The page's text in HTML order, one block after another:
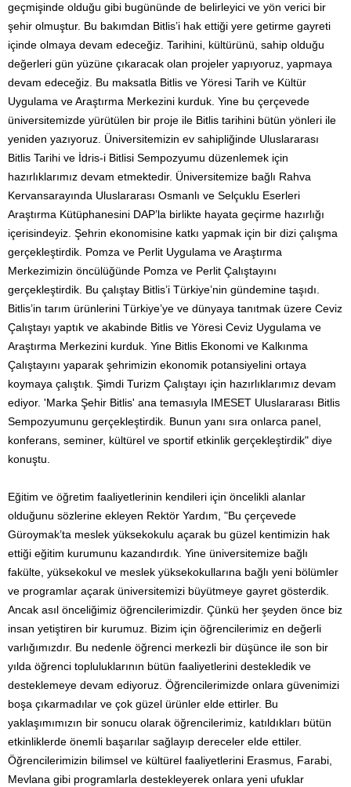
geçmişinde olduğu gibi bugününde de belirleyici ve yön verici bir
şehir olmuştur. Bu bakımdan Bitlis’i hak ettiği yere getirme gayreti
içinde olmaya devam edeceğiz. Tarihini, kültürünü, sahip olduğu
değerleri gün yüzüne çıkaracak olan projeler yapıyoruz, yapmaya
devam edeceğiz. Bu maksatla Bitlis ve Yöresi Tarih ve Kültür
Uygulama ve Araştırma Merkezini kurduk. Yine bu çerçevede
üniversitemizde yürütülen bir proje ile Bitlis tarihini bütün yönleri ile
yeniden yazıyoruz. Üniversitemizin ev sahipliğinde Uluslararası
Bitlis Tarihi ve İdris-i Bitlisi Sempozyumu düzenlemek için
hazırlıklarımız devam etmektedir. Üniversitemize bağlı Rahva
Kervansarayında Uluslararası Osmanlı ve Selçuklu Eserleri
Araştırma Kütüphanesini DAP’la birlikte hayata geçirme hazırlığı
içerisindeyiz. Şehrin ekonomisine katkı yapmak için bir dizi çalışma
gerçekleştirdik. Pomza ve Perlit Uygulama ve Araştırma
Merkezimizin öncülüğünde Pomza ve Perlit Çalıştayını
gerçekleştirdik. Bu çalıştay Bitlis’i Türkiye’nin gündemine taşıdı.
Bitlis’in tarım ürünlerini Türkiye’ye ve dünyaya tanıtmak üzere Ceviz
Çalıştayı yaptık ve akabinde Bitlis ve Yöresi Ceviz Uygulama ve
Araştırma Merkezini kurduk. Yine Bitlis Ekonomi ve Kalkınma
Çalıştayını yaparak şehrimizin ekonomik potansiyelini ortaya
koymaya çalıştık. Şimdi Turizm Çalıştayı için hazırlıklarımız devam
ediyor. 'Marka Şehir Bitlis' ana temasıyla IMESET Uluslararası Bitlis
Sempozyumunu gerçekleştirdik. Bunun yanı sıra onlarca panel,
konferans, seminer, kültürel ve sportif etkinlik gerçekleştirdik" diye
konuştu.
Eğitim ve öğretim faaliyetlerinin kendileri için öncelikli alanlar
olduğunu sözlerine ekleyen Rektör Yardım, "Bu çerçevede
Güroymak’ta meslek yüksekokulu açarak bu güzel kentimizin hak
ettiği eğitim kurumunu kazandırdık. Yine üniversitemize bağlı
fakülte, yüksekokul ve meslek yüksekokullarına bağlı yeni bölümler
ve programlar açarak üniversitemizi büyütmeye gayret gösterdik.
Ancak asıl önceliğimiz öğrencilerimizdir. Çünkü her şeyden önce biz
insan yetiştiren bir kurumuz. Bizim için öğrencilerimiz en değerli
varlığımızdır. Bu nedenle öğrenci merkezli bir düşünce ile son bir
yılda öğrenci topluluklarının bütün faaliyetlerini destekledik ve
desteklemeye devam ediyoruz. Öğrencilerimizde onlara güvenimizi
boşa çıkarmadılar ve çok güzel ürünler elde ettirler. Bu
yaklaşımımızın bir sonucu olarak öğrencilerimiz, katıldıkları bütün
etkinliklerde önemli başarılar sağlayıp dereceler elde ettiler.
Öğrencilerimizin bilimsel ve kültürel faaliyetlerini Erasmus, Farabi,
Mevlana gibi programlarla destekleyerek onlara yeni ufuklar